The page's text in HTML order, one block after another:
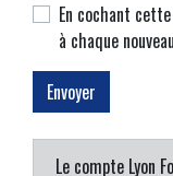
En cochant
à chaque
Le compte Lyon